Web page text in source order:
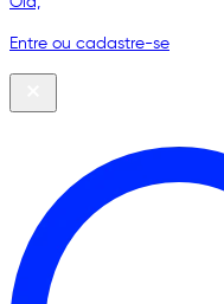
Entre ou cadastre-se